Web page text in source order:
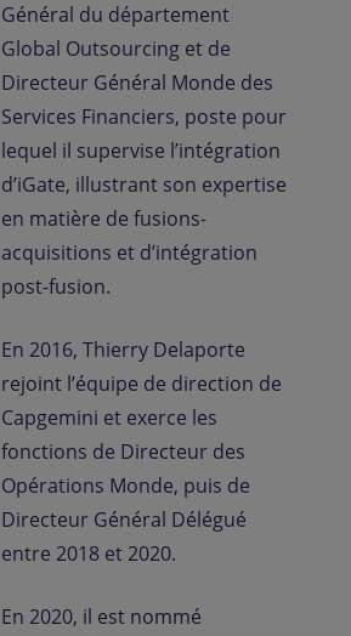
Général du département
Global Outsourcing et de
Directeur Général Monde des
Services Financiers, poste pour
lequel il supervise l’intégration
d’iGate, illustrant son expertise
en matière de fusions-
acquisitions et d’intégration
post-fusion.
En 2016, Thierry Delaporte
rejoint l’équipe de direction de
Capgemini et exerce les
fonctions de Directeur des
Opérations Monde, puis de
Directeur Général Délégué
entre 2018 et 2020.
En 2020, il est nommé